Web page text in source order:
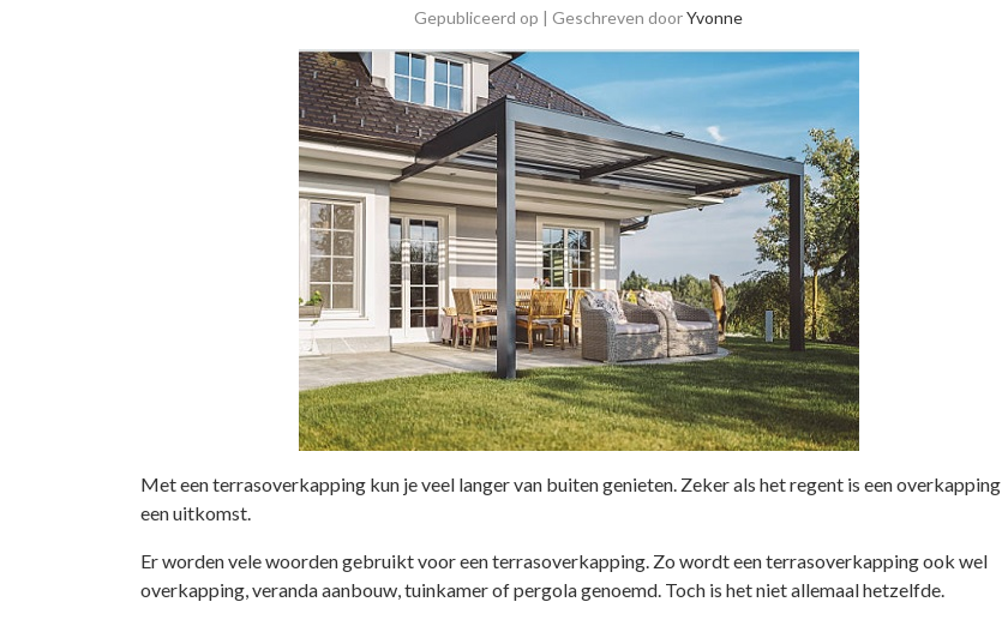
Gepubliceerd op | Geschreven doorYvonne
Met een terrasoverkapping kun je veel langer van buiten genieten. Zeker als het regent is een overkapping
een uitkomst.
Er worden vele woorden gebruikt voor een terrasoverkapping. Zo wordt een terrasoverkapping ook wel
overkapping, veranda aanbouw, tuinkamer of pergola genoemd. Toch is het niet allemaal hetzelfde.